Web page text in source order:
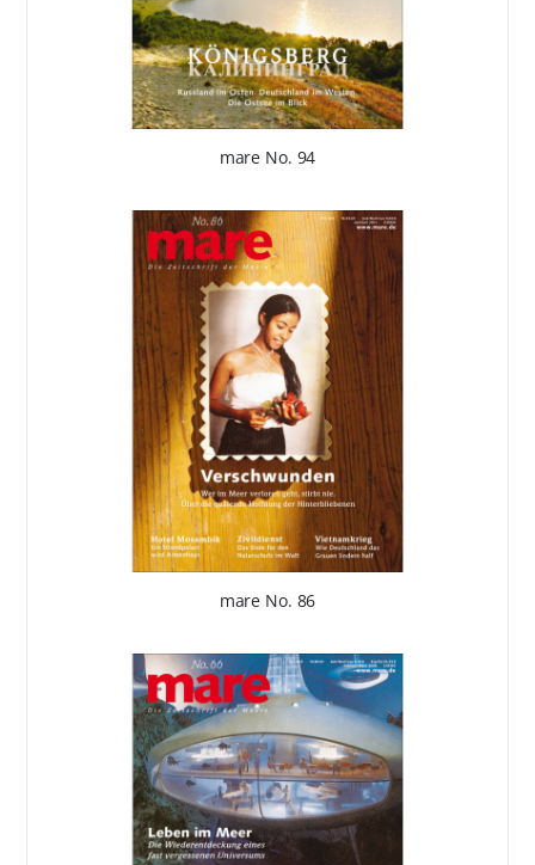
mare No. 94
mare No. 86